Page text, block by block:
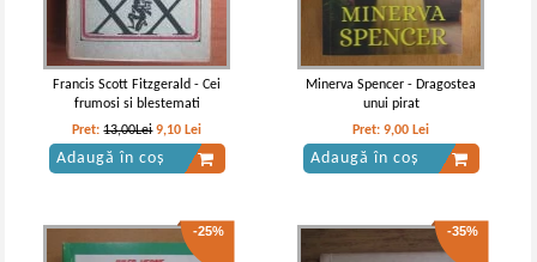
Francis Scott Fitzgerald - Cei
frumosi si blestemati
Pret:13,00Lei 9,10 Lei
Adaugă în coș
Minerva Spencer - Dragostea
unui pirat
Pret:9,00 Lei
Adaugă în coș
-25% -35%